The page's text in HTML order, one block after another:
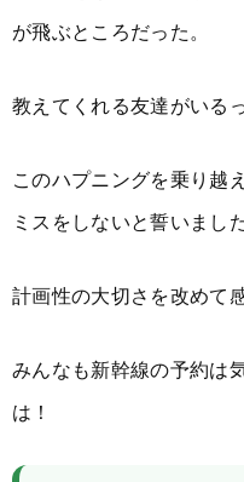
が飛ぶところだった。
教えてくれる友達がいる
このハプニングを乗り越
ミスをしないと誓いました
計画性の大切さを改めて
みんなも新幹線の予約は
は！